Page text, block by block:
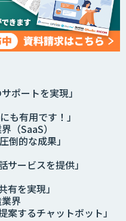
ポートを実現」
も有用です！」
（SaaS）
倒的な成果」
ービスを提供」
有を実現」
界
するチャットボット」